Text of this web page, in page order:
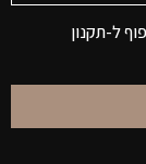
ל-תקנון